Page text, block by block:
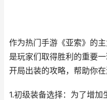
作为热门手游《亚索》的
是玩家们取得胜利的重要
开局出装的攻略，帮助你
1.初级装备选择：为了增